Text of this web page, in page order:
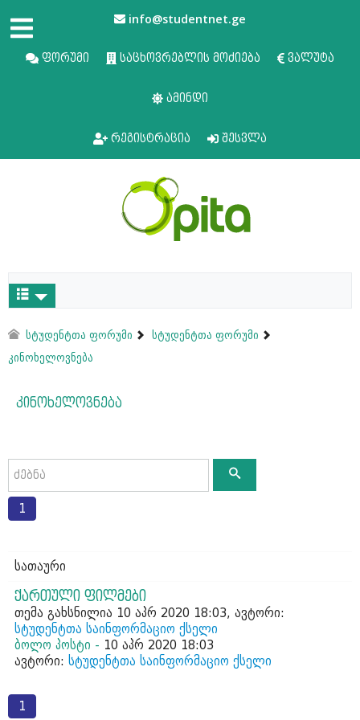
info@studentnet.ge
ფორუმი საცხოვრებლის მოძიება ვალუტა
ამინდი
რეგისტრაცია შესვლა
სტუდენტთა ფორუმი
სტუდენტთა ფორუმი
კინოხელოვნება
კინოხელოვნება
1
სათაური
ქართული ფილმები
თემა გახსნილია 10 აპრ 2020 18:03, ავტორი:
სტუდენტთა საინფორმაციო ქსელი
ბოლო პოსტი - 10 აპრ 2020 18:03
ავტორი: სტუდენტთა საინფორმაციო ქსელი
1